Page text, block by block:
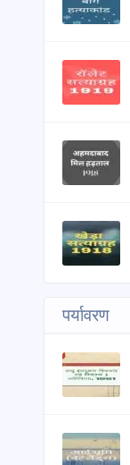
पर्यावरण